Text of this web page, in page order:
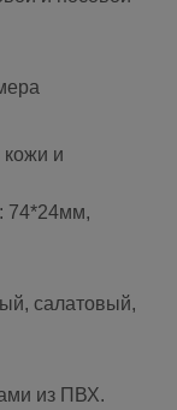
кожи и
74*24мм,
салатовый,
из ПВХ.